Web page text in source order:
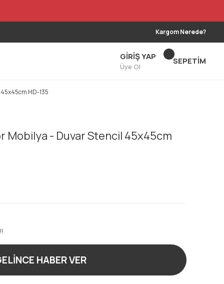
Kargom Nerede?
GİRİŞ YAP
Üye Ol
SEPETİM
HD-135
Mobilya - Duvar Stencil 45x45cm
HABER VER